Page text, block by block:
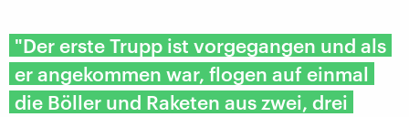
"Der erste Trupp ist vorgegangen und als
er angekommen war, flogen auf einmal
die Böller und Raketen aus zwei, drei